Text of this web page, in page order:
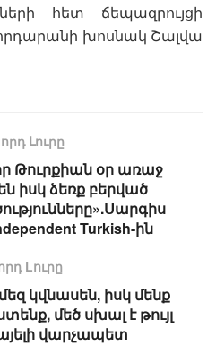
հետ ճեպազրույցի
խոսնակ Շալվա
Լուրը
Թուրքիան օր առաջ
իսկ ձեռք բերված
Turkish-ին
Lուրը
կվնասեն, իսկ մենք
մեծ սխալ է թույլ
վարչապետ